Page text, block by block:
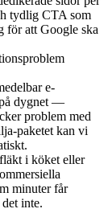
tydlig CTA som
för att Google ska
e-
på dygnet —
problem med
paketet kan vi
i köket eller
minuter får
inte.